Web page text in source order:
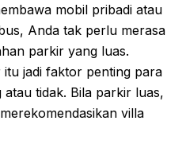
mobil pribadi atau
Anda tak perlu merasa
parkir yang luas.
jadi faktor penting para
tidak. Bila parkir luas,
villa